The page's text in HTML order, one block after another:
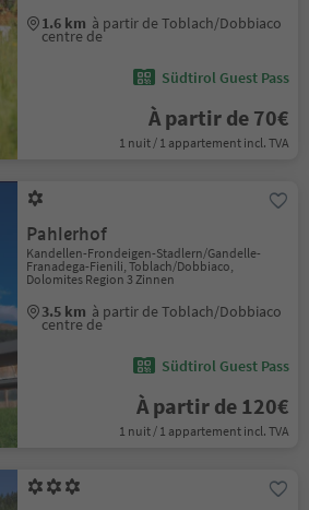
1.6 km à partir de Toblach/Dobbiaco
centre de
Südtirol Guest Pass
À partir de 70€
1 nuit / 1 appartement incl. TVA
Pahlerhof
Kandellen-Frondeigen-Stadlern/Gandelle-
Franadega-Fienili, Toblach/Dobbiaco,
Dolomites Region 3 Zinnen
3.5 km à partir de Toblach/Dobbiaco
centre de
Südtirol Guest Pass
À partir de 120€
1 nuit / 1 appartement incl. TVA